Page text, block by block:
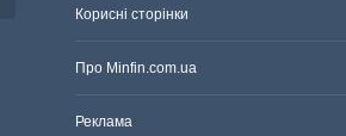
Корисні сторінки
Про Minfin.com.ua
Реклама